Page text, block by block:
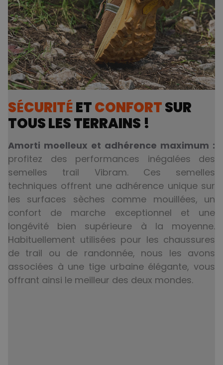
SÉCURITÉETCONFORTSUR
TOUS LES TERRAINS !
Amorti moelleux et adhérence maximum :
profitez des performances inégalées des
semelles trail Vibram. Ces semelles
techniques offrent une adhérence unique sur
les surfaces sèches comme mouillées, un
confort de marche exceptionnel et une
longévité bien supérieure à la moyenne.
Habituellement utilisées pour les chaussures
de trail ou de randonnée, nous les avons
associées à une tige urbaine élégante, vous
offrant ainsi le meilleur des deux mondes.
-5€ SUR TA PREMIÈRE commande ?
Abonne-toi pour recevoir ton code + participer au tirage
au sort mensuel avec plein de lots à gagner !
Email
JE REÇOIS MON CODE -5€